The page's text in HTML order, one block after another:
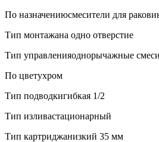
По назначениюсмесители для
Тип монтажана одно отверстие
Тип управленияоднорычажные
По цветухром
Тип подводкигибкая 1/2
Тип изливастационарный
Тип картриджанизкий 35 мм